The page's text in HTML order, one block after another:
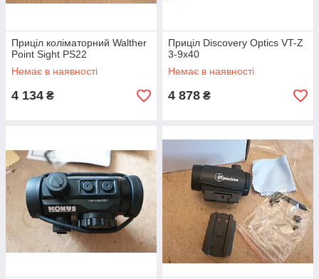
Приціл коліматорний Walther
Point Sight PS22
Немає в наявності
4 134 ₴
Приціл Discovery Optics VT-Z
3-9x40
Немає в наявності
4 878 ₴